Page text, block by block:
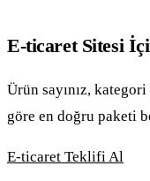
E-ticaret Sitesi
Ürün sayınız,
göre en doğru paketi
E-ticaret Teklifi Al